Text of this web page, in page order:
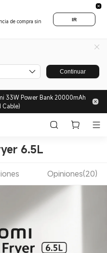
de compra sin
IR
Continuar
33W Power Bank 20000mAh
Cable)
6.5L
Opiniones(20)